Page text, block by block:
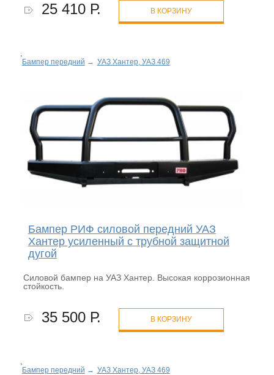
25 410 Р. В КОРЗИНУ
Бампер передний → УАЗ Хантер, УАЗ 469
Бампер РИФ силовой передний УАЗ
Хантер усиленный с трубной защитной
дугой
Силовой бампер на УАЗ Хантер. Высокая коррозионная
стойкость.
35 500 Р. В КОРЗИНУ
Бампер передний → УАЗ Хантер, УАЗ 469